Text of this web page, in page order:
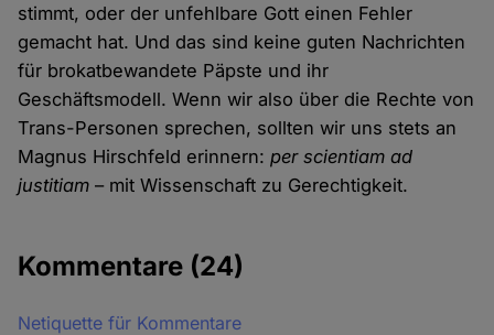
stimmt, oder der unfehlbare Gott einen Fehler
gemacht hat. Und das sind keine guten Nachrichten
für brokatbewandete Päpste und ihr
Geschäftsmodell. Wenn wir also über die Rechte von
Trans-Personen sprechen, sollten wir uns stets an
Magnus Hirschfeld erinnern:per scientiam ad
justitiam – mit Wissenschaft zu Gerechtigkeit.
Kommentare (24)
Netiquette für Kommentare